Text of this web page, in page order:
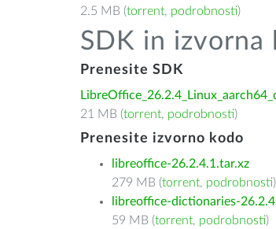
2.5 MB (torrent, podrobnosti)
SDK in izvorna
Prenesite SDK
21 MB (torrent, podrobnosti)
Prenesite izvorno kodo
libreoffice-26.2.4.1.tar.xz
279 MB (torrent, podrobnosti)
libreoffice-dictionaries-
59 MB (torrent, podrobnosti)